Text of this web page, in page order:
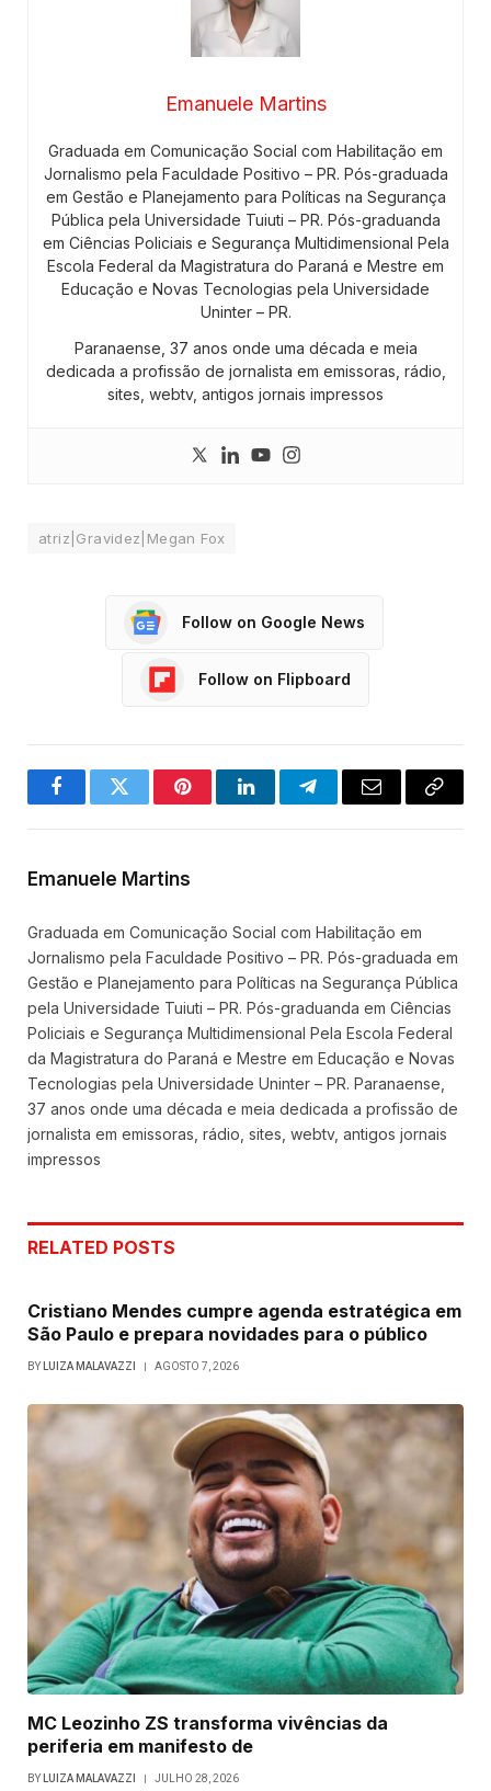
Emanuele Martins
Graduada em Comunicação Social com Habilitação em
Jornalismo pela Faculdade Positivo – PR. Pós-graduada
em Gestão e Planejamento para Políticas na Segurança
Pública pela Universidade Tuiuti – PR. Pós-graduanda
em Ciências Policiais e Segurança Multidimensional Pela
Escola Federal da Magistratura do Paraná e Mestre em
Educação e Novas Tecnologias pela Universidade
Uninter – PR.
Paranaense, 37 anos onde uma década e meia
dedicada a profissão de jornalista em emissoras, rádio,
sites, webtv, antigos jornais impressos
atriz|Gravidez|Megan Fox
Follow on Google News
Follow on Flipboard
FacebookTwitter PinterestLinkedInTelegramEmail
Copy
Emanuele Martins
Graduada em Comunicação Social com Habilitação em
Jornalismo pela Faculdade Positivo – PR. Pós-graduada em
Gestão e Planejamento para Políticas na Segurança Pública
pela Universidade Tuiuti – PR. Pós-graduanda em Ciências
Policiais e Segurança Multidimensional Pela Escola Federal
da Magistratura do Paraná e Mestre em Educação e Novas
Tecnologias pela Universidade Uninter – PR. Paranaense,
37 anos onde uma década e meia dedicada a profissão de
jornalista em emissoras, rádio, sites, webtv, antigos jornais
impressos
RELATED POSTS
Cristiano Mendes cumpre agenda estratégica em
São Paulo e prepara novidades para o público
BY LUIZA MALAVAZZI AGOSTO 7, 2026
MC Leozinho ZS transforma vivências da
periferia em manifesto de
BY LUIZA MALAVAZZI JULHO 28, 2026